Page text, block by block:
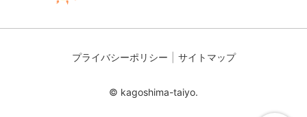
プライバシーポリシー サイトマップ
© kagoshima-taiyo.